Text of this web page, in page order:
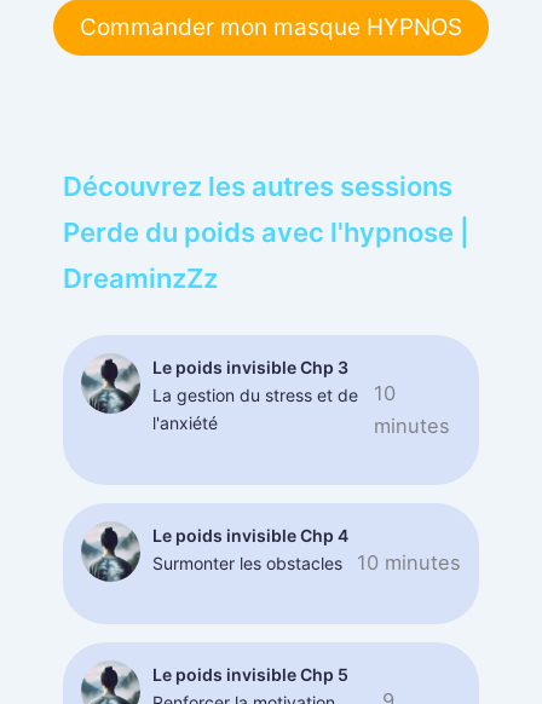
Commander mon masque HYPNOS
Découvrez les autres sessions
Perde du poids avec l'hypnose |
DreaminzZz
Le poids invisible Chp 3
La gestion du stress et de
l'anxiété
10
minutes
Le poids invisible Chp 4
Surmonter les obstacles
10 minutes
Le poids invisible Chp 5